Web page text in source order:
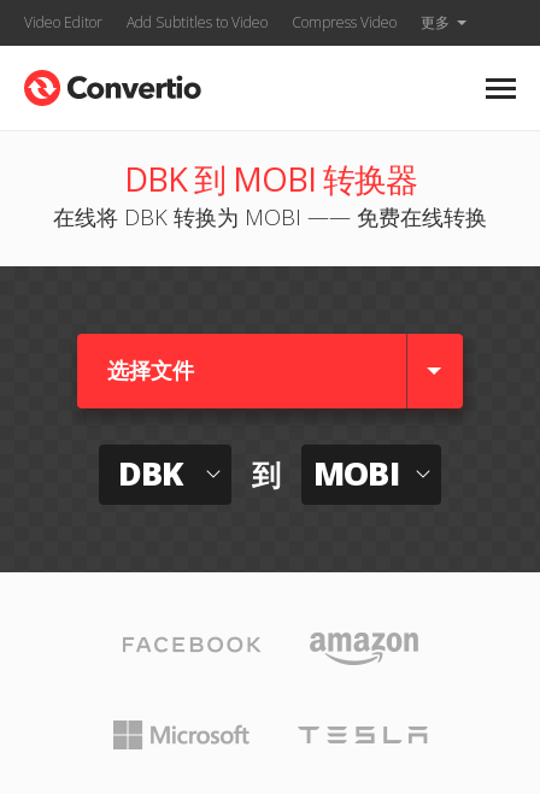
Video Editor Add Subtitles to Video Compress Video 更多
DBK 到 MOBI 转换器
在线将 DBK 转换为 MOBI —— 免费在线转换
选择文件
DBK 到 MOBI